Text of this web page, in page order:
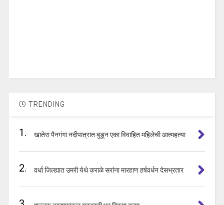
TRENDING
1. खातेरा पैनगंगा नदीपात्रात बुडून एका विवाहित महिलेची आत्महत्या
2. वर्धा जिल्ह्यात उमरी येथे कराळे सरांना मारहाण हर्षवर्धन देसभ्रतार